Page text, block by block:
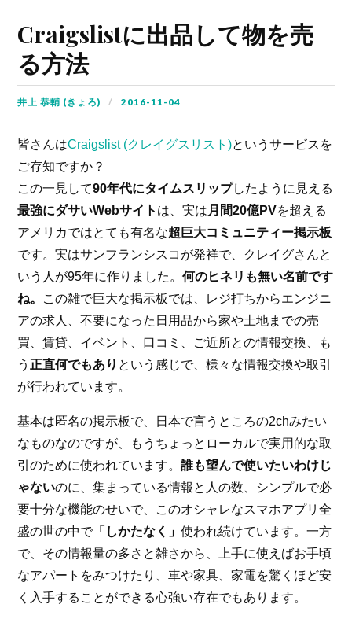
Craigslistに出品して物を売
る方法
井上 恭輔 (きょろ) 2016-11-04
皆さんはCraigslist (クレイグスリスト)というサービスを
ご存知ですか？
この一見して90年代にタイムスリップしたように見える
最強にダサいWebサイト は、実は 月間20億PVを超える
アメリカではとても有名な超巨大コミュニティー掲示板
です。実はサンフランシスコが発祥で、クレイグさんと
いう人が95年に作りました。何のヒネリも無い名前です
ね。 この雑で巨大な掲示板では、レジ打ちからエンジニ
アの求人、不要になった日用品から家や土地までの売
買、賃貸、イベント、口コミ、ご近所との情報交換、も
う 正直何でもあり という感じで、様々な情報交換や取引
が行われています。
基本は匿名の掲示板で、日本で言うところの2chみたい
なものなのですが、もうちょっとローカルで実用的な取
引のために使われています。誰も望んで使いたいわけじ
ゃないのに、集まっている情報と人の数、シンプルで必
要十分な機能のせいで、このオシャレなスマホアプリ全
盛の世の中で「しかたなく」使われ続けています。一方
で、その情報量の多さと雑さから、上手に使えばお手頃
なアパートをみつけたり、車や家具、家電を驚くほど安
く入手することができる心強い存在でもあります。